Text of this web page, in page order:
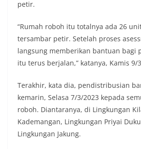
petir.
“Rumah roboh itu totalnya ada 26
tersambar petir. Setelah proses
langsung memberikan bantuan bagi
itu terus berjalan,” katanya, Kamis 9/
Terakhir, kata dia, pendistribusian
kemarin, Selasa 7/3/2023 kepada
roboh. Diantaranya, di Lingkungan
Kademangan, Lingkungan Priyai
Lingkungan Jakung.